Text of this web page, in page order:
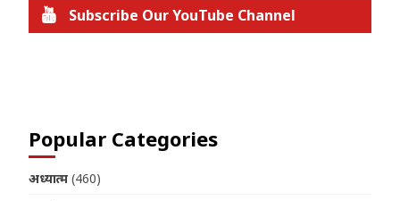
Subscribe Our YouTube Channel
Popular Categories
अध्यात्म (460)